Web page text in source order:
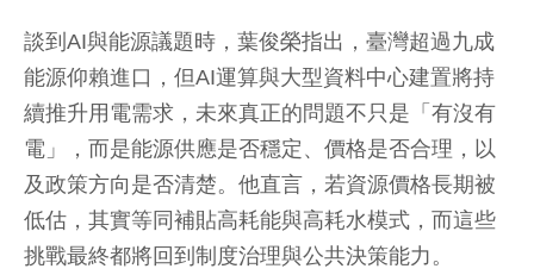
談到AI與能源議題時，葉俊榮指出，臺灣超過九成
能源仰賴進口，但AI運算與大型資料中心建置將持
續推升用電需求，未來真正的問題不只是「有沒有
電」，而是能源供應是否穩定、價格是否合理，以
及政策方向是否清楚。他直言，若資源價格長期被
低估，其實等同補貼高耗能與高耗水模式，而這些
挑戰最終都將回到制度治理與公共決策能力。